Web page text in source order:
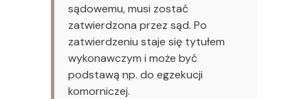
sądowemu, musi zostać
zatwierdzona przez sąd. Po
zatwierdzeniu staje się tytułem
wykonawczym i może być
podstawą np. do egzekucji
komorniczej.